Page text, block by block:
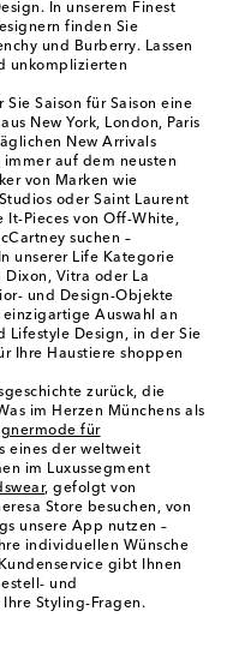
In unserem Finest
finden Sie
und Burberry. Lassen
unkomplizierten
Saison für Saison eine
New York, London, Paris
New Arrivals
auf dem neusten
von Marken wie
oder Saint Laurent
It-Pieces von Off-White,
suchen –
unserer Life Kategorie
Dixon, Vitra oder La
und Design-Objekte
Auswahl an
Lifestyle Design, in der Sie
Ihre Haustiere shoppen
zurück, die
im Herzen Münchens als
für
eines der weltweit
im Luxussegment
, gefolgt von
Store besuchen, von
unsere App nutzen –
individuellen Wünsche
gibt Ihnen
und
Styling-Fragen.